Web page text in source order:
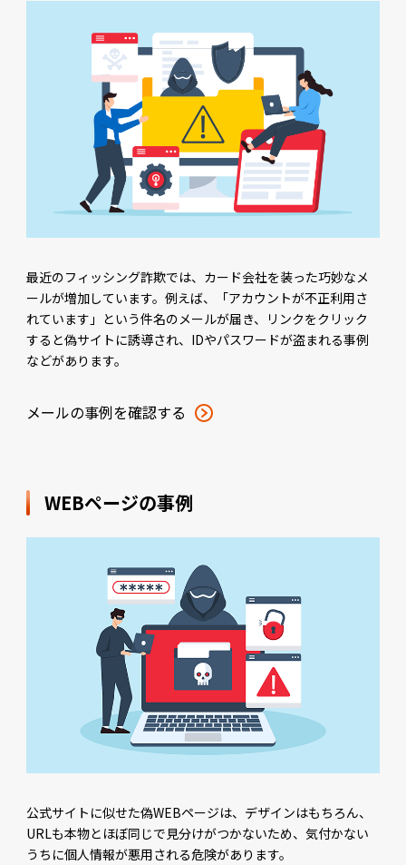
最近のフィッシング詐欺では、カード会社を装った巧妙なメ
ールが増加しています。例えば、「アカウントが不正利用さ
れています」という件名のメールが届き、リンクをクリック
すると偽サイトに誘導され、IDやパスワードが盗まれる事例
などがあります。
メールの事例を確認する
WEBページの事例
公式サイトに似せた偽WEBページは、デザインはもちろん、
URLも本物とほぼ同じで見分けがつかないため、気付かない
うちに個人情報が悪用される危険があります。